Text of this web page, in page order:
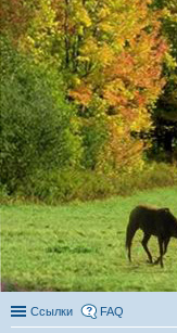
Ссылки FAQ